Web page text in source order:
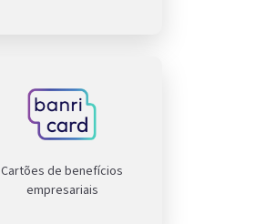
Cartões de benefícios
empresariais